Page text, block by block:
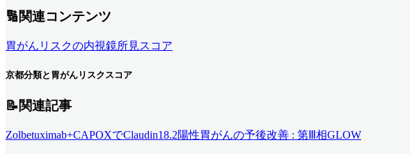
🔢関連コンテンツ
胃がんリスクの内視鏡所見スコア
京都分類と胃がんリスクスコア
📝関連記事
Zolbetuximab+CAPOXでClaudin18.2陽性胃がんの予後改善 : 第Ⅲ相GLOW